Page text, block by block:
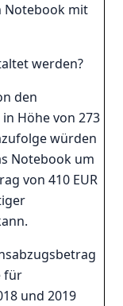
Notebook mit
werden?
den
Höhe von 273
würden
Notebook um
von 410 EUR
für
und 2019